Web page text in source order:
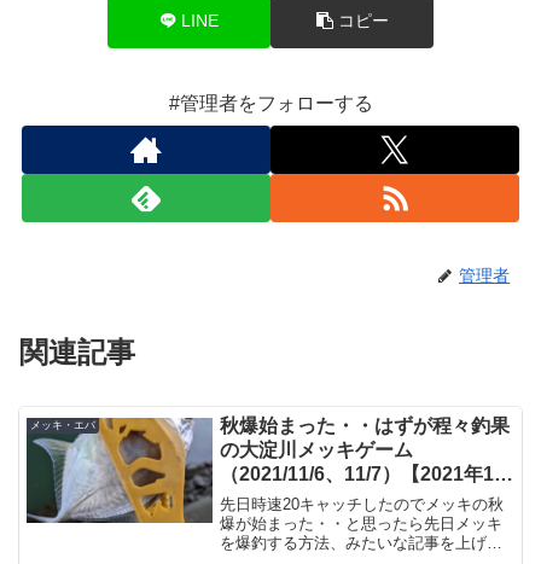
LINE コピー
#管理者をフォローする
管理者
関連記事
メッキ・エバ
秋爆始まった・・はずが程々釣果
の大淀川メッキゲーム
（2021/11/6、11/7）【2021年11
月釣行】
先日時速20キャッチしたのでメッキの秋
爆が始まった・・と思ったら先日メッキ
を爆釣する方法、みたいな記事を上げて